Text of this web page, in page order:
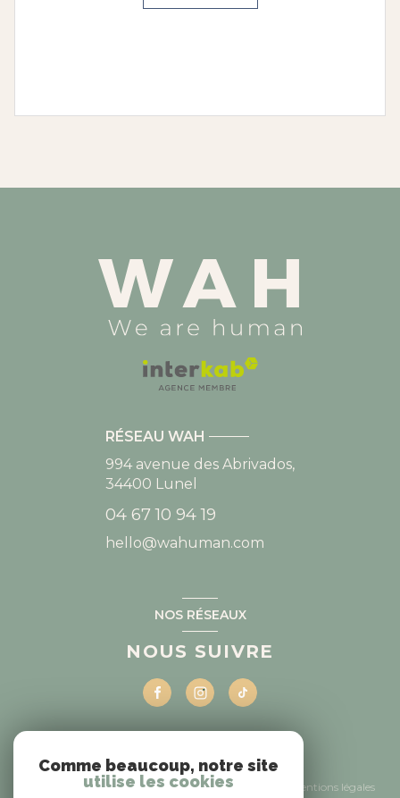
RÉSEAU WAH
994 avenue des Abrivados,
34400 Lunel
04 67 10 94 19
hello@wahuman.com
NOS RÉSEAUX
NOUS SUIVRE
© 2026 | Tous droits réservés
Nos honoraires
Nos partenaires
Mentions légales
Comme beaucoup, notre site
utilise les cookies